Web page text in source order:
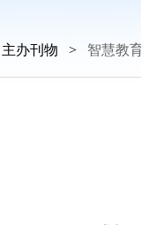
主办刊物 > 智慧教